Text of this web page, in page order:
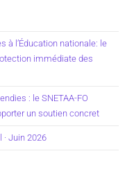
à l’Éducation nationale: le
immédiate des
: le SNETAA-FO
un soutien concret
· Juin 2026